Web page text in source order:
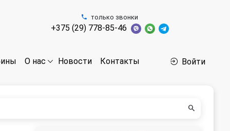
только звонки
+375 (29) 778-85-46
О нас Новости Контакты Войти